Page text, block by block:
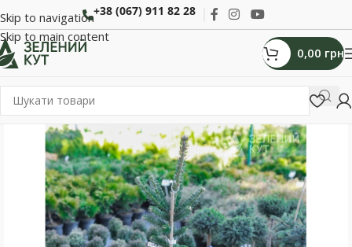
Skip to navigation
Skip to main content
+38 (067) 911 82 28
0,00 грн